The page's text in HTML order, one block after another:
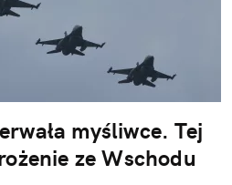
myśliwce. Tej
ze Wschodu